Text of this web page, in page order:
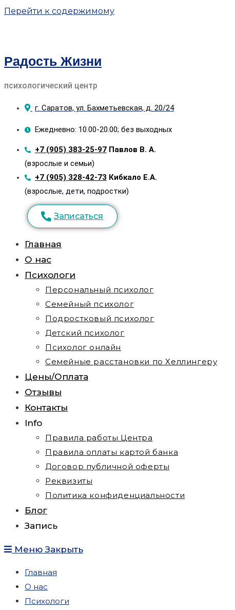
Перейти к содержимому
Радость Жизни
психологический центр
г. Саратов, ул. Бахметьевская, д. 20/24
Ежедневно: 10.00-20.00; без выходных
+7 (905) 383-25-97 Павлов В. А.
(взрослые и семьи)
+7 (905) 328-42-73 Кибкало Е.А.
(взрослые, дети, подростки)
Записаться
Главная
О нас
Психологи
Персональный психолог
Семейный психолог
Подростковый психолог
Детский психолог
Психолог онлайн
Семейные расстановки по Хеллингеру
Цены/Оплата
Отзывы
Контакты
Info
Правила работы Центра
Правила оплаты картой банка
Договор публичной оферты
Реквизиты
Политика конфиденциальности
Блог
Запись
Меню Закрыть
Главная
О нас
Психологи